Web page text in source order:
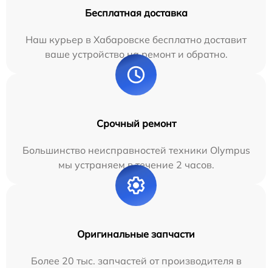
Бесплатная доставка
Наш курьер в Хабаровске бесплатно доставит
ваше устройство на ремонт и обратно.
Срочный ремонт
Большинство неисправностей техники Olympus
мы устраняем в течение 2 часов.
Оригинальные запчасти
Более 20 тыс. запчастей от производителя в